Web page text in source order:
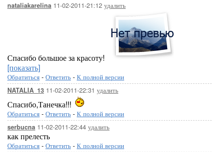
nataliakarelina 11-02-2011-21:12 удалить
Спасибо большое за красоту!
[показать]
Обратиться - Ответить - К полной версии
NATALIA_13 11-02-2011-22:31 удалить
Спасибо,Танечка!!!
Обратиться - Ответить - К полной версии
serbucna 11-02-2011-22:44 удалить
как прелесть
Обратиться - Ответить - К полной версии